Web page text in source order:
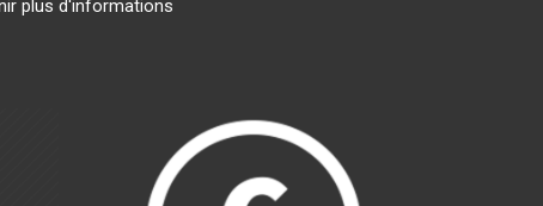
plus d'informations